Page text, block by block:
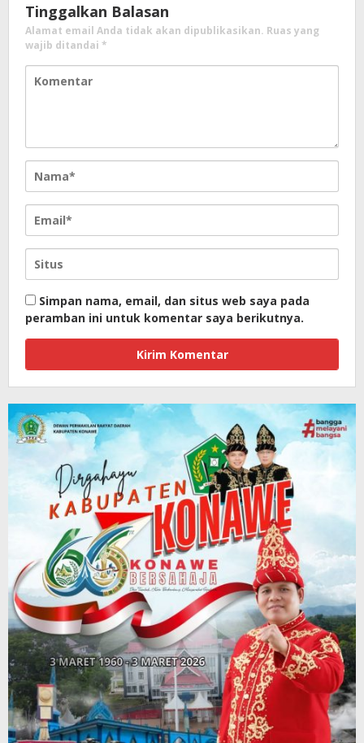
Tinggalkan Balasan
Alamat email Anda tidak akan dipublikasikan. Ruas yang
wajib ditandai *
Simpan nama, email, dan situs web saya pada
peramban ini untuk komentar saya berikutnya.